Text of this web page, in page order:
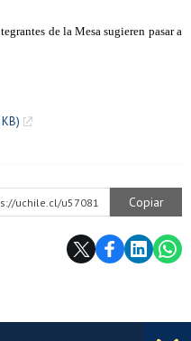
de la Mesa sugieren pasar a
uchile.cl/u57081 Copiar